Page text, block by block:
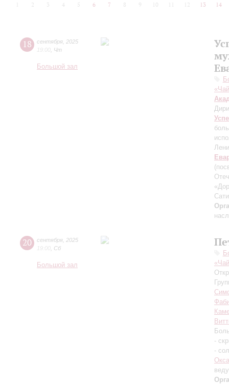
2 3 4 5 6 7 8 9 10 12 13 14
18 сентября 2025
19:00 Чт
Большой зал
20 сентября 2025
19:00 Сб
Большой зал
-
-